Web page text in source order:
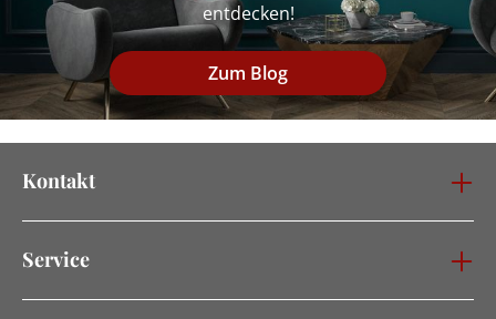
entdecken!
Zum Blog
Kontakt
Service